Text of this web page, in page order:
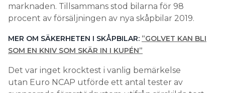
marknaden. Tillsammans stod bilarna för 98
procent av försäljningen av nya skåpbilar 2019.
MER OM SÄKERHETEN I SKÅPBILAR: ”GOLVET KAN BLI
SOM EN KNIV SOM SKÄR IN I KUPÉN”
Det var inget krocktest i vanlig bemärkelse
utan Euro NCAP utförde ett antal tester av